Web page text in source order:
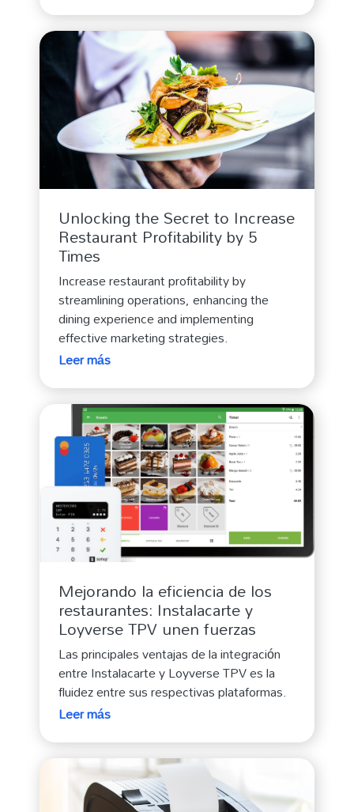
Unlocking the Secret to Increase
Restaurant Profitability by 5
Times
Increase restaurant profitability by
streamlining operations, enhancing the
dining experience and implementing
effective marketing strategies.
Leer más
Mejorando la eficiencia de los
restaurantes: Instalacarte y
Loyverse TPV unen fuerzas
Las principales ventajas de la integración
entre Instalacarte y Loyverse TPV es la
fluidez entre sus respectivas plataformas.
Leer más